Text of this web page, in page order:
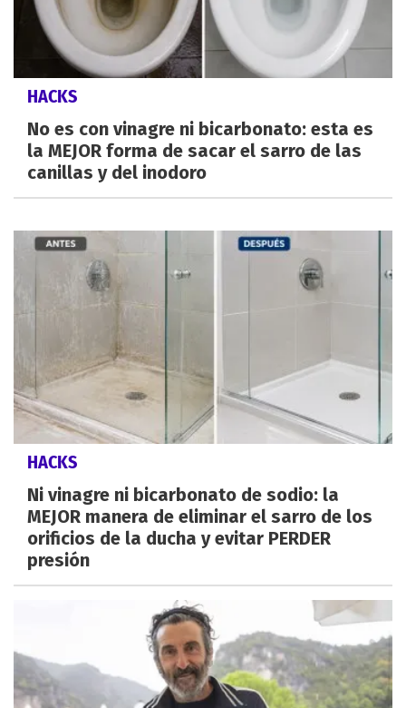
HACKS
No es con vinagre ni bicarbonato: esta es
la MEJOR forma de sacar el sarro de las
canillas y del inodoro
HACKS
Ni vinagre ni bicarbonato de sodio: la
MEJOR manera de eliminar el sarro de los
orificios de la ducha y evitar PERDER
presión